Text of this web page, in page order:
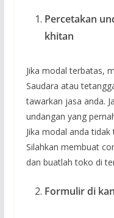
Percetakan
khitan
Jika modal terbatas,
Saudara atau
tawarkan jasa anda.
undangan yang
Jika modal anda
Silahkan membuat
dan buatlah toko di
Formulir di